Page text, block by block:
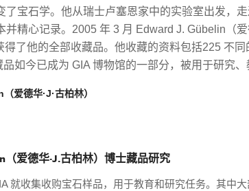
了宝石学。他从瑞士卢塞恩家中的实验室出发，
并精心记录。2005 年 3 月 Edward J. Gübelin（
得了他的全部收藏品。他收藏的资料包括225 不
如今已成为 GIA 博物馆的一部分，被用于研究、
爱德华·J·古柏林）
（爱德华·J.古柏林）博士藏品研究
就收集收购宝石样品，用于教育和研究任务。其中